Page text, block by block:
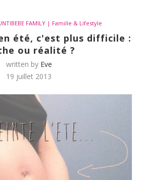
FAMILY | Famille & Lifestyle
été, c'est plus difficile :
ou réalité ?
written by Eve
19 juillet 2013